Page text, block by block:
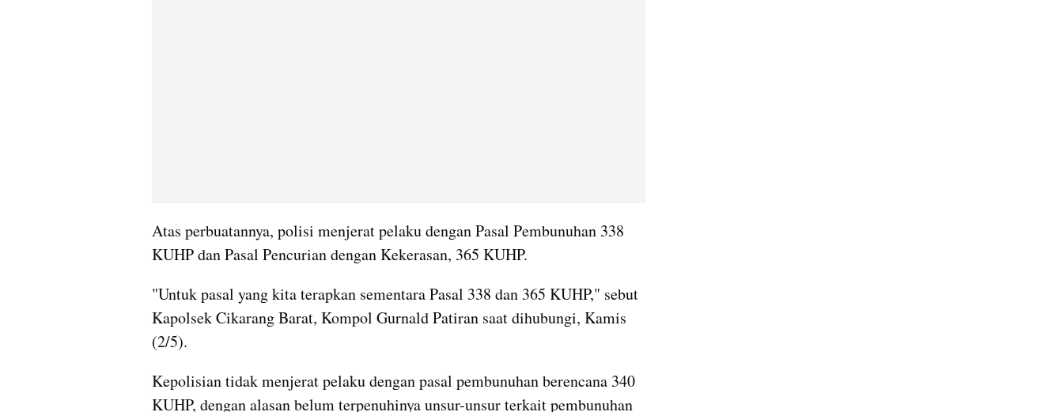
Atas perbuatannya, polisi menjerat pelaku dengan Pasal Pembunuhan 338
KUHP dan Pasal Pencurian dengan Kekerasan, 365 KUHP.
"Untuk pasal yang kita terapkan sementara Pasal 338 dan 365 KUHP," sebut
Kapolsek Cikarang Barat, Kompol Gurnald Patiran saat dihubungi, Kamis
(2/5).
Kepolisian tidak menjerat pelaku dengan pasal pembunuhan berencana 340
KUHP, dengan alasan belum terpenuhinya unsur-unsur terkait pembunuhan